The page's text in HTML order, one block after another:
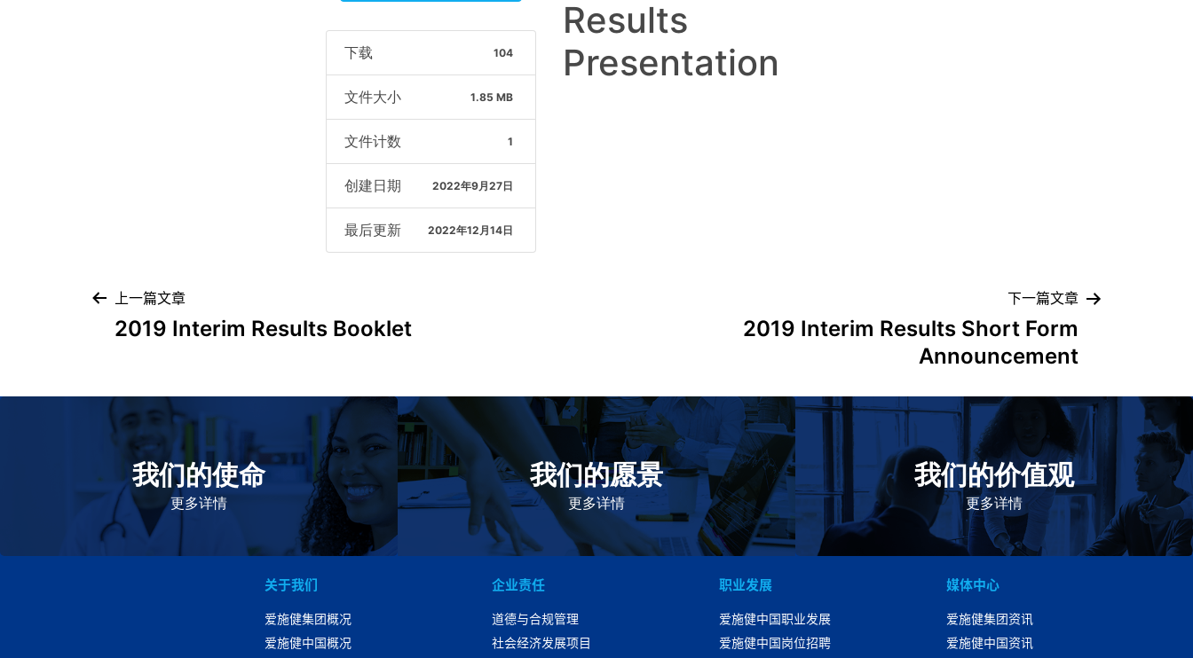
下载 104
文件大小 1.85 MB
文件计数 1
创建日期 2022年9月27日
最后更新 2022年12月14日
Results
Presentation
上一篇文章
2019 Interim Results Booklet
下一篇文章
2019 Interim Results Short Form
Announcement
我们的使命
更多详情
致力于提高患者的生命健康和质量 我们的愿景
更多详情
作为一个负责任的企业公民，在全球提供优质和患者可
及的药物，传递我们的价值。
我们的价值观
更多详情
我们的价值观是爱施健存立和发展的基石。集团上下以
此为指引，为实现集团目标而共同奋斗。
关于我们
爱施健集团概况
爱施健中国概况
企业责任
道德与合规管理
社会经济发展项目
职业发展
爱施健中国职业发展
爱施健中国岗位招聘
媒体中心
爱施健集团资讯
爱施健中国资讯